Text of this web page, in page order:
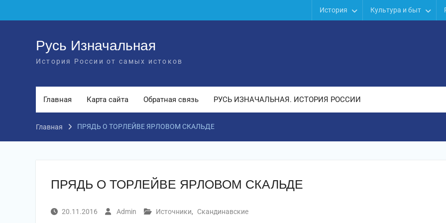
История Культура и быт
Русь Изначальная
История России от самых истоков
Главная Карта сайта Обратная связь РУСЬ ИЗНАЧАЛЬНАЯ. ИСТОРИЯ РОССИИ
Главная ПРЯДЬ О ТОРЛЕЙВЕ ЯРЛОВОМ СКАЛЬДЕ
ПРЯДЬ О ТОРЛЕЙВЕ ЯРЛОВОМ СКАЛЬДЕ
20.11.2016 Admin Источники, Скандинавские